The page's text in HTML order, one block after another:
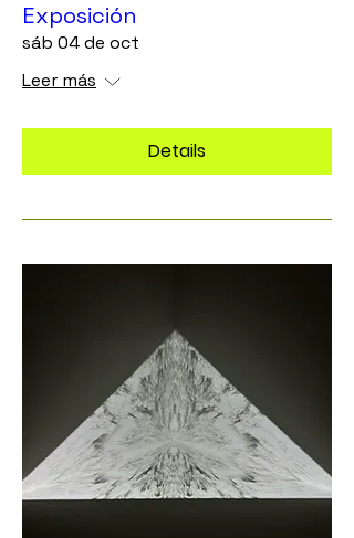
Exposición
sáb 04 de oct
Leer más
Details